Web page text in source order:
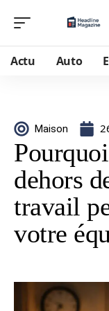
Actu Auto
Maison
dehors
travail
votre